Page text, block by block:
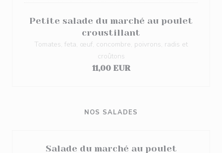
Petite salade du marché au poulet
croustillant
Tomates, feta, œuf, concombre, poivrons, radis et
croûtons
11,00 EUR
NOS SALADES
Salade du marché au poulet